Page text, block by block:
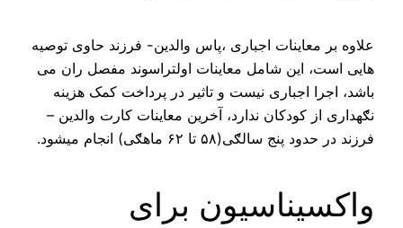
علاوه بر معاینات اجباری ،پاس والدین- فرزند حاوی توصیه
هایی است، این شامل معاینات اولتراسوند مفصل ران می
باشد، اجرا اجباری نیست و تاثیر در پرداخت کمک هزینه
نګهداری از کودکان ندارد، آخرین معاینات کارت والدین –
فرزند در حدود پنج سالګی(۵۸ تا ۶۲ ماهګی) انجام میشود.
واکسیناسیون برای